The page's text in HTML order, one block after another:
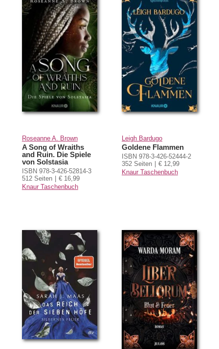
Roseanne A. Brown
A Song of Wraiths
and Ruin. Die Spiele
von Solstasia
ISBN 978-3-426-52814-3
512 Seiten
€ 16,99
Knaur Taschenbuch
Leigh Bardugo
Goldene Flammen
ISBN 978-3-426-52444-2
352 Seiten
€ 12,99
Knaur Taschenbuch